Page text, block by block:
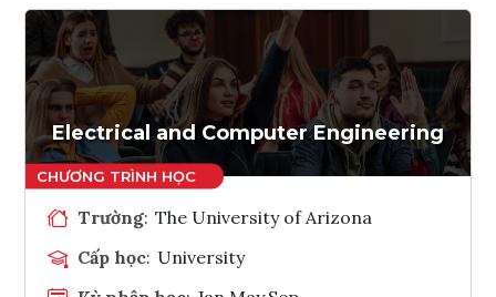
Electrical and Computer Engineering
Trường: The University of Arizona
Cấp học: University